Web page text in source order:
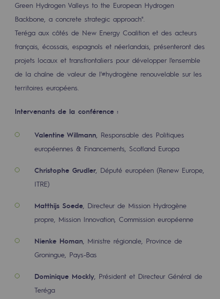
Acteur engagé
Ambition RSE
Responsabilité environnementale
Responsabilité environnementale
BE POSITIF, le programme de
Décarbonation : une priorité
Limitation des émissions atmosphériques
Gestion de l'énergie
Préservation de la biodiversité
Gestion des impacts
Responsabilité sociale et territoriale
Responsabilité sociale et
Energiz Mouv
Le programme social et territorial de
Green Hydrogen Valleys to the European Hydrogen
Backbone, a concrete strategic approach".
Teréga aux côtés de New Energy Coalition et des acteurs
français, écossais, espagnols et néerlandais, présenteront des
projets locaux et transfrontaliers pour développer l'ensemble
de la chaîne de valeur de l'#hydrogène renouvelable sur les
territoires européens.
Intervenants de la conférence :
Valentine Willmann , Responsable des Politiques
européennes & Financements, Scotland Europa
Christophe Grudler , Député européen (Renew Europe,
ITRE)
Matthijs Soede , Directeur de Mission Hydrogène
propre, Mission Innovation, Commission européenne
Nienke Homan , Ministre régionale, Province de
Groningue, Pays-Bas
Dominique Mockly , Président et Directeur Général de
Teréga